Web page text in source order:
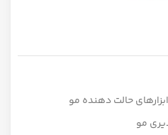
حالت دهنده مو
مو